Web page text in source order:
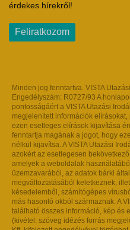
érdekes hírekről!
Feliratkozom
Minden jog fenntartva. VISTA
Engedélyszám: R0727/93 A
pontosságáért a VISTA Utazási
megjelenített információk
ezen esetleges elírások kijavítása
fenntartja magának a jogot, hogy
nélkül kijavítsa. A VISTA Utazási
azokért az esetlegesen
amelyek a weboldalak
üzemzavarából, az adatok bárki
megváltoztatásából keletkeznek,
késedelemből, számítógépes
más hasonló okból származnak. A
található összes információ, kép és
(kivétel: szöveg idézés forrás